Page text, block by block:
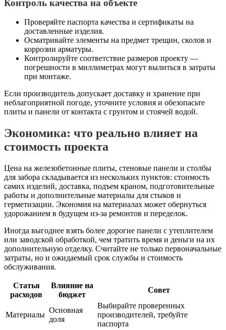
Контроль качества на объекте
Проверяйте паспорта качества и сертификаты на
доставленные изделия.
Осматривайте элементы на предмет трещин, сколов и
коррозии арматуры.
Контролируйте соответствие размеров проекту —
погрешности в миллиметрах могут вылиться в затраты
при монтаже.
Если производитель допускает доставку и хранение при
неблагоприятной погоде, уточните условия и обезопасьте
плиты и панели от контакта с грунтом и стоячей водой.
Экономика: что реально влияет на
стоимость проекта
Цена на железобетонные плиты, стеновые панели и столбы
для забора складывается из нескольких пунктов: стоимость
самих изделий, доставка, подъем краном, подготовительные
работы и дополнительные материалы для стыков и
герметизации. Экономия на материалах может обернуться
удорожанием в будущем из-за ремонтов и переделок.
Иногда выгоднее взять более дорогие панели с утеплителем
или заводской обработкой, чем тратить время и деньги на их
дополнительную отделку. Считайте не только первоначальные
затраты, но и ожидаемый срок службы и стоимость
обслуживания.
Статья
расходов
Влияние на
бюджет
Совет
Материалы
Основная
доля
Выбирайте проверенных
производителей, требуйте
паспорта